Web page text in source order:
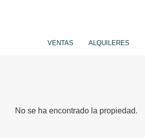
ALQUILERES
VENTAS
No se ha encontrado la propiedad.